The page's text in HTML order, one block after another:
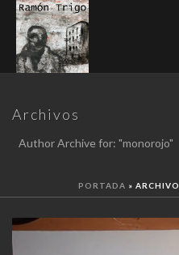
Archivos
Author Archive for: "monorojo"
PORTADA »